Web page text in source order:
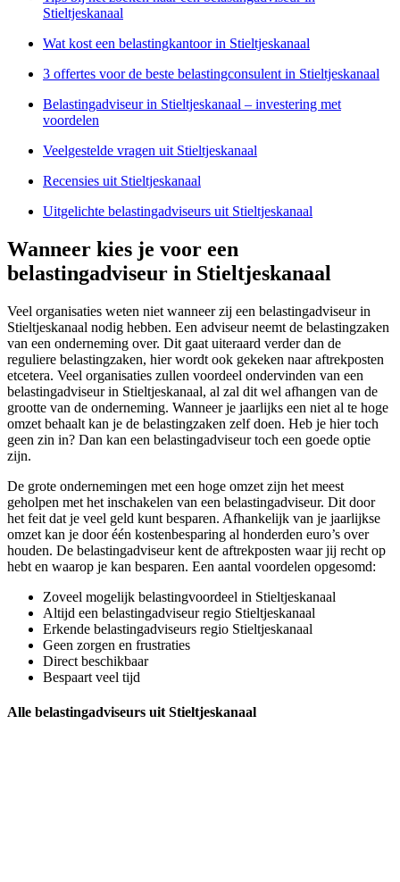
Stieltjeskanaal
Wat kost een belastingkantoor in Stieltjeskanaal
3 offertes voor de beste belastingconsulent in Stieltjeskanaal
Belastingadviseur in Stieltjeskanaal – investering met
voordelen
Veelgestelde vragen uit Stieltjeskanaal
Recensies uit Stieltjeskanaal
Uitgelichte belastingadviseurs uit Stieltjeskanaal
Wanneer kies je voor een
belastingadviseur in Stieltjeskanaal
Veel organisaties weten niet wanneer zij een belastingadviseur in
Stieltjeskanaal nodig hebben. Een adviseur neemt de belastingzaken
van een onderneming over. Dit gaat uiteraard verder dan de
reguliere belastingzaken, hier wordt ook gekeken naar aftrekposten
etcetera. Veel organisaties zullen voordeel ondervinden van een
belastingadviseur in Stieltjeskanaal, al zal dit wel afhangen van de
grootte van de onderneming. Wanneer je jaarlijks een niet al te hoge
omzet behaalt kan je de belastingzaken zelf doen. Heb je hier toch
geen zin in? Dan kan een belastingadviseur toch een goede optie
zijn.
De grote ondernemingen met een hoge omzet zijn het meest
geholpen met het inschakelen van een belastingadviseur. Dit door
het feit dat je veel geld kunt besparen. Afhankelijk van je jaarlijkse
omzet kan je door één kostenbesparing al honderden euro’s over
houden. De belastingadviseur kent de aftrekposten waar jij recht op
hebt en waarop je kan besparen. Een aantal voordelen opgesomd:
Zoveel mogelijk belastingvoordeel in Stieltjeskanaal
Altijd een belastingadviseur regio Stieltjeskanaal
Erkende belastingadviseurs regio Stieltjeskanaal
Geen zorgen en frustraties
Direct beschikbaar
Bespaart veel tijd
Alle belastingadviseurs uit Stieltjeskanaal